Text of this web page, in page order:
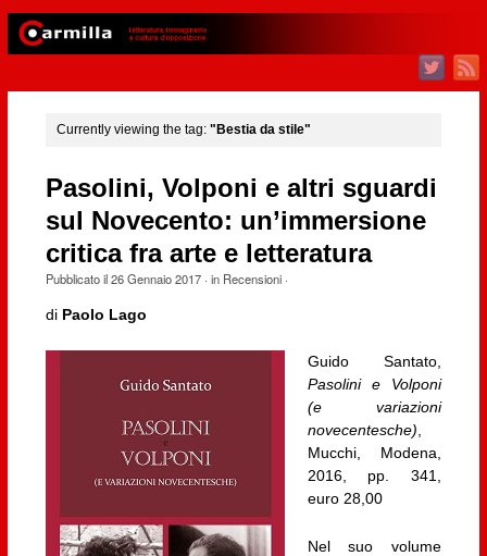
Currently viewing the tag: "Bestia da stile"
Pasolini, Volponi e altri sguardi
sul Novecento: un’immersione
critica fra arte e letteratura
Pubblicato il26 Gennaio 2017· in Recensioni·
di Paolo Lago
Guido Santato,
Pasolini e Volponi
(e variazioni
novecentesche),
Mucchi, Modena,
2016, pp. 341,
euro 28,00
Nel suo volume